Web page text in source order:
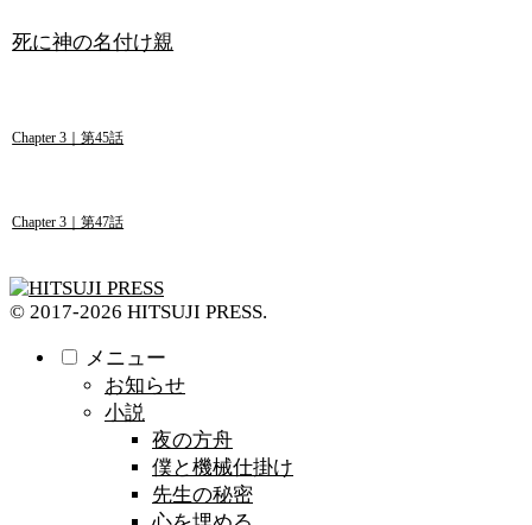
死に神の名付け親
Chapter 3｜第45話
Chapter 3｜第47話
© 2017-2026 HITSUJI PRESS.
メニュー
お知らせ
小説
夜の方舟
僕と機械仕掛け
先生の秘密